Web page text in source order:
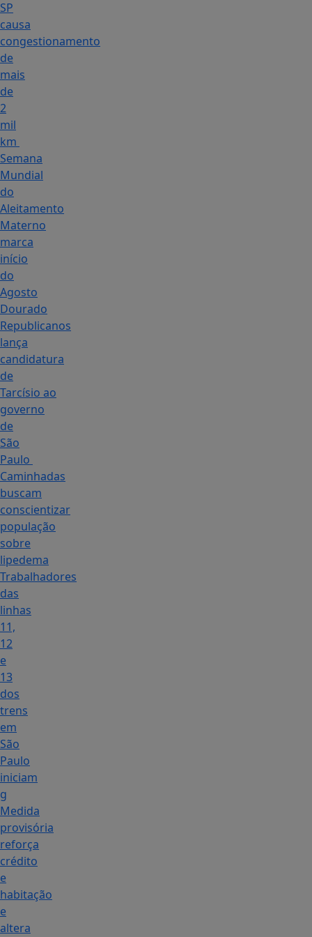
SP
causa
congestionamento
de
mais
de
2
mil
km
Semana
Mundial
do
Aleitamento
Materno
marca
início
do
Agosto
Dourado
Republicanos
lança
candidatura
de
Tarcísio ao
governo
de
São
Paulo
Caminhadas
buscam
conscientizar
população
sobre
lipedema
Trabalhadores
das
linhas
11,
12
e
13
dos
trens
em
São
Paulo
iniciam
g
Medida
provisória
reforça
crédito
e
habitação
e
altera